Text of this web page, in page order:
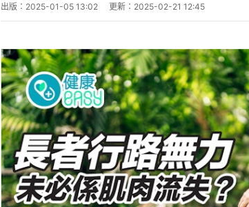
出版： 2025-01-05 13:02 更新： 2025-02-21 12:45